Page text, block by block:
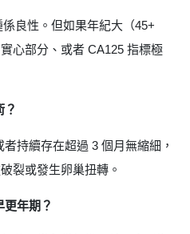
良性。但如果年紀大（45+
心部分、或者 CA125 指標極
？
持續存在超過 3 個月無縮細，
裂或發生卵巢扭轉。
年期？